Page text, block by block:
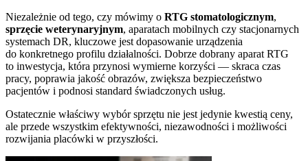
Niezależnie od tego, czy mówimy o RTG stomatologicznym,
sprzęcie weterynaryjnym, aparatach mobilnych czy stacjonarnych
systemach DR, kluczowe jest dopasowanie urządzenia
do konkretnego profilu działalności. Dobrze dobrany aparat RTG
to inwestycja, która przynosi wymierne korzyści — skraca czas
pracy, poprawia jakość obrazów, zwiększa bezpieczeństwo
pacjentów i podnosi standard świadczonych usług.
Ostatecznie właściwy wybór sprzętu nie jest jedynie kwestią ceny,
ale przede wszystkim efektywności, niezawodności i możliwości
rozwijania placówki w przyszłości.